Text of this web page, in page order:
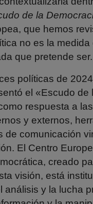
de la
que hemos
no es la medida
que pretende ser.
políticas de
el «Escudo de
respuesta a
y externos,
de comunicación
El Centro
creado
visión, está
análisis y la lucha